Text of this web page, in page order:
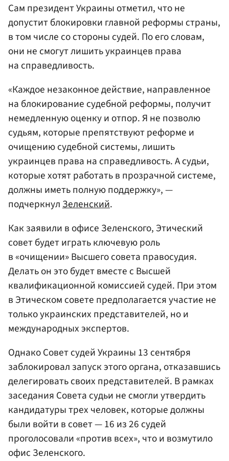
Сам президент Украины отметил, что не
допустит блокировки главной реформы страны,
в том числе со стороны судей. По его словам,
они не смогут лишить украинцев права
на справедливость.
«Каждое незаконное действие, направленное
на блокирование судебной реформы, получит
немедленную оценку и отпор. Я не позволю
судьям, которые препятствуют реформе и
очищению судебной системы, лишить
украинцев права на справедливость. А судьи,
которые хотят работать в прозрачной системе,
должны иметь полную поддержку», —
подчеркнулЗеленский.
Как заявили в офисе Зеленского, Этический
совет будет играть ключевую роль
в «очищении» Высшего совета правосудия.
Делать он это будет вместе с Высшей
квалификационной комиссией судей. При этом
в Этическом совете предполагается участие не
только украинских представителей, но и
международных экспертов.
Однако Совет судей Украины 13 сентября
заблокировал запуск этого органа, отказавшись
делегировать своих представителей. В рамках
заседания Совета судьи не смогли утвердить
кандидатуры трех человек, которые должны
были войти в совет — 16 из 26 судей
проголосовали «против всех», что и возмутило
офис Зеленского.